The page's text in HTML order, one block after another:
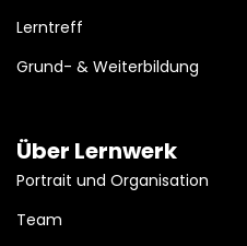
Lerntreff
Grund- & Weiterbildung
Über Lernwerk
Portrait und Organisation
Team